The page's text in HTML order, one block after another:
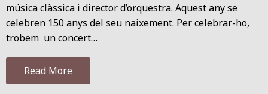
música clàssica i director d’orquestra. Aquest any se
celebren 150 anys del seu naixement. Per celebrar-ho,
trobem un concert…
Read More